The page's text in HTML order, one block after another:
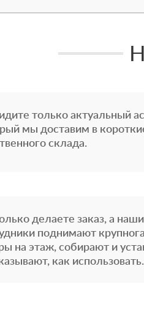
только актуальный
мы доставим в
склада.
делаете заказ, а наши
поднимают
на этаж, собирают и
как использовать.